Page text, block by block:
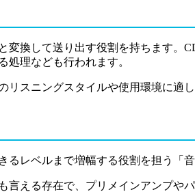
換して送り出す役割を持ちます。
理なども行われます。
スニングスタイルや使用環境に適
レベルまで増幅する役割を担う「音
える存在で、プリメインアンプや